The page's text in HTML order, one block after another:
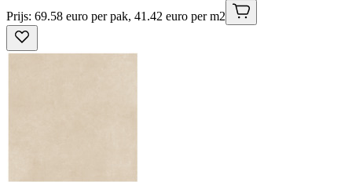
Prijs: 69.58 euro per pak, 41.42 euro per m2